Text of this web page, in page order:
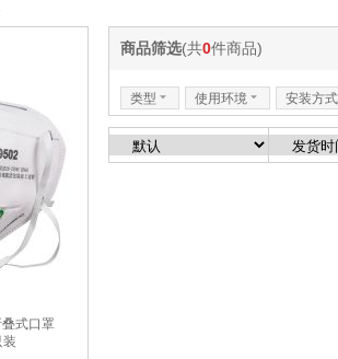
商品筛选(共0件商品)
类型 6 使用环境 6 安装方式
式口罩
装